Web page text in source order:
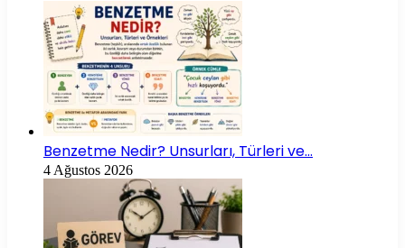
Benzetme Nedir? Unsurları, Türleri ve…
4 Ağustos 2026